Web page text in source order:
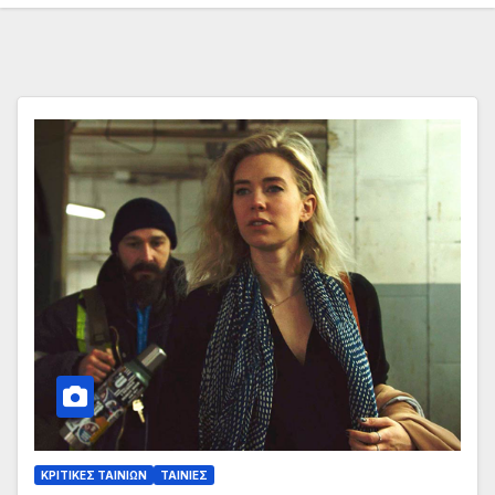
ΚΡΙΤΙΚΕΣ ΤΑΙΝΙΩΝ ΤΑΙΝΙΕΣ